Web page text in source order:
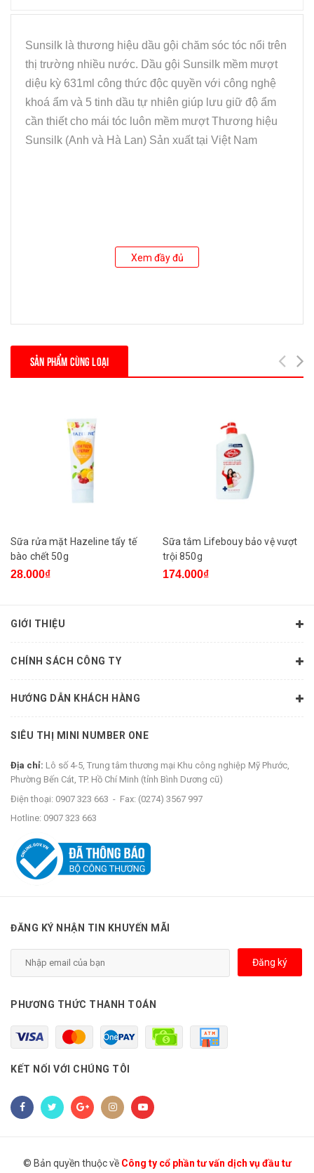
Sunsilk là thương hiệu dầu gội chăm sóc tóc nổi trên
thị trường nhiều nước. Dầu gội Sunsilk mềm mượt
diệu kỳ 631ml công thức độc quyền với công nghệ
khoá ẩm và 5 tinh dầu tự nhiên giúp lưu giữ độ ẩm
cần thiết cho mái tóc luôn mềm mượt Thương hiệu
Sunsilk (Anh và Hà Lan) Sản xuất tại Việt Nam
Xem đầy đủ
SẢN PHẨM CÙNG LOẠI
Sữa rửa mặt Hazeline tẩy tế
bào chết 50g
28.000₫
Sữa tắm Lifebouy bảo vệ vượt
trội 850g
174.000₫
GIỚI THIỆU
CHÍNH SÁCH CÔNG TY
HƯỚNG DẪN KHÁCH HÀNG
SIÊU THỊ MINI NUMBER ONE
Địa chỉ: Lô số 4-5, Trung tâm thương mại Khu công nghiệp Mỹ Phước,
Phường Bến Cát, TP. Hồ Chí Minh (tỉnh Bình Dương cũ)
Điện thoại: 0907 323 663 - Fax: (0274) 3567 997
Hotline: 0907 323 663
ĐĂNG KÝ NHẬN TIN KHUYẾN MÃI
Đăng ký
PHƯƠNG THỨC THANH TOÁN
KẾT NỐI VỚI CHÚNG TÔI
© Bản quyền thuộc về Công ty cổ phần tư vấn dịch vụ đầu tư